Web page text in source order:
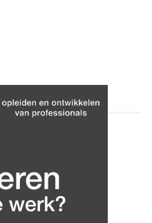
en informatie:
en